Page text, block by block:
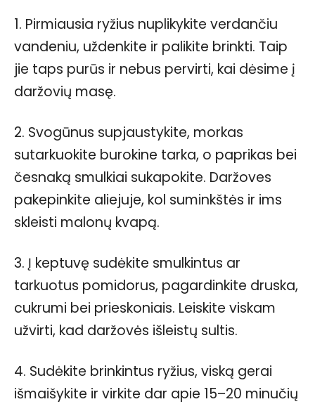
1. Pirmiausia ryžius nuplikykite verdančiu
vandeniu, uždenkite ir palikite brinkti. Taip
jie taps purūs ir nebus pervirti, kai dėsime į
daržovių masę.
2. Svogūnus supjaustykite, morkas
sutarkuokite burokine tarka, o paprikas bei
česnaką smulkiai sukapokite. Daržoves
pakepinkite aliejuje, kol suminkštės ir ims
skleisti malonų kvapą.
3. Į keptuvę sudėkite smulkintus ar
tarkuotus pomidorus, pagardinkite druska,
cukrumi bei prieskoniais. Leiskite viskam
užvirti, kad daržovės išleistų sultis.
4. Sudėkite brinkintus ryžius, viską gerai
išmaišykite ir virkite dar apie 15–20 minučių